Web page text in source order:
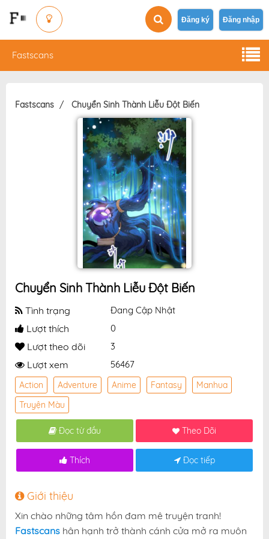
Đăng ký Đăng nhập
Fastscans
Fastscans Chuyển Sinh Thành Liễu Đột Biến
Chuyển Sinh Thành Liễu Đột Biến
Tình trạng Đang Cập Nhật
Lượt thích 0
Lượt theo dõi 3
Lượt xem 56467
Action Adventure Anime Fantasy
Manhua
Truyện Màu
Đọc từ đầu Theo Dõi
Thích Đọc tiếp
Giới thiệu
Xin chào những tâm hồn đam mê truyện tranh!
Fastscans hân hạnh trở thành cánh cửa mở ra muôn